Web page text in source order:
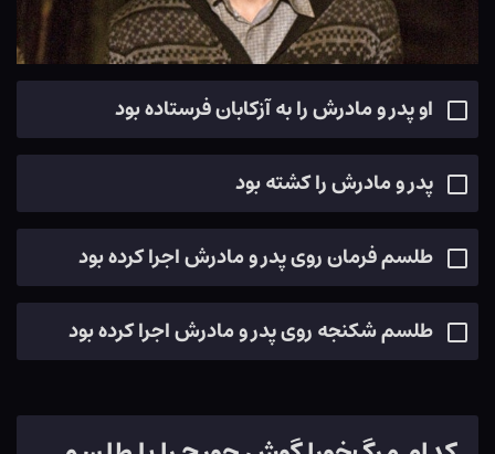
او پدر و مادرش را به آزکابان فرستاده بود
پدر و مادرش را کشته بود
طلسم فرمان روی پدر و مادرش اجرا کرده بود
طلسم شکنجه روی پدر و مادرش اجرا کرده بود